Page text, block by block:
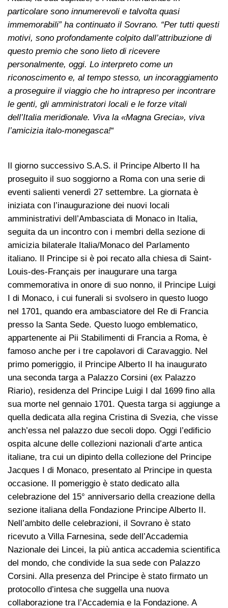
particolare sono innumerevoli e talvolta quasi
immemorabili” ha continuato il Sovrano. “Per tutti questi
motivi, sono profondamente colpito dall’attribuzione di
questo premio che sono lieto di ricevere
personalmente, oggi. Lo interpreto come un
riconoscimento e, al tempo stesso, un incoraggiamento
a proseguire il viaggio che ho intrapreso per incontrare
le genti, gli amministratori locali e le forze vitali
dell’Italia meridionale. Viva la «Magna Grecia», viva
l’amicizia italo-monegasca!“
Il giorno successivo S.A.S. il Principe Alberto II ha
proseguito il suo soggiorno a Roma con una serie di
eventi salienti venerdì 27 settembre. La giornata è
iniziata con l’inaugurazione dei nuovi locali
amministrativi dell’Ambasciata di Monaco in Italia,
seguita da un incontro con i membri della sezione di
amicizia bilaterale Italia/Monaco del Parlamento
italiano. Il Principe si è poi recato alla chiesa di Saint-
Louis-des-Français per inaugurare una targa
commemorativa in onore di suo nonno, il Principe Luigi
I di Monaco, i cui funerali si svolsero in questo luogo
nel 1701, quando era ambasciatore del Re di Francia
presso la Santa Sede. Questo luogo emblematico,
appartenente ai Pii Stabilimenti di Francia a Roma, è
famoso anche per i tre capolavori di Caravaggio. Nel
primo pomeriggio, il Principe Alberto II ha inaugurato
una seconda targa a Palazzo Corsini (ex Palazzo
Riario), residenza del Principe Luigi I dal 1699 fino alla
sua morte nel gennaio 1701. Questa targa si aggiunge a
quella dedicata alla regina Cristina di Svezia, che visse
anch’essa nel palazzo due secoli dopo. Oggi l’edificio
ospita alcune delle collezioni nazionali d’arte antica
italiane, tra cui un dipinto della collezione del Principe
Jacques I di Monaco, presentato al Principe in questa
occasione. Il pomeriggio è stato dedicato alla
celebrazione del 15° anniversario della creazione della
sezione italiana della Fondazione Principe Alberto II.
Nell’ambito delle celebrazioni, il Sovrano è stato
ricevuto a Villa Farnesina, sede dell’Accademia
Nazionale dei Lincei, la più antica accademia scientifica
del mondo, che condivide la sua sede con Palazzo
Corsini. Alla presenza del Principe è stato firmato un
protocollo d’intesa che suggella una nuova
collaborazione tra l’Accademia e la Fondazione. A